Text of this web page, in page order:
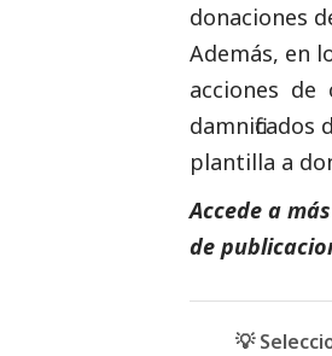
donaciones
Además, en
acciones
damnificados
plantilla a
Accede a
de
💡